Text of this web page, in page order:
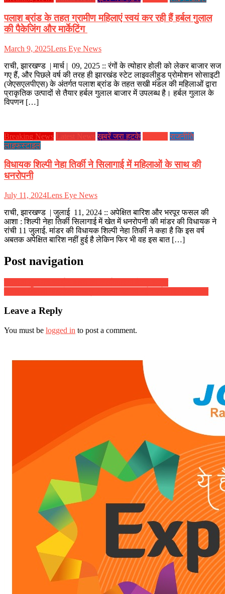
पलाश ब्रांड के तहत ग्रामीण महिलाएं स्वयं कर रही हैं हर्बल गुलाल
की पैकेजिंग और मार्केटिंग
March 9, 2025Lens Eye News
राची, झारखण्ड | मार्च | 09, 2025 :: रंगों के त्योहार होली को लेकर बाजार सज
गए हैं, और पिछले वर्ष की तरह ही झारखंड स्टेट लाइवलीहुड प्रोमोशन सोसाइटी
(जेएसएलपीएस) के अंतर्गत पलाश ब्रांड के तहत सखी मंडल की महिलाओं द्वारा
प्राकृतिक उत्पादों से तैयार हर्बल गुलाल बाजार में उपलब्ध है। हर्बल गुलाल के
विपणन […]
Breaking News Latest News ख़बरें जरा हटके
राजनीति
लाइफस्टाइल
विधायक शिल्पी नेहा तिर्की ने सिलागाई में महिलाओं के साथ की
धनरोपनी
July 11, 2024Lens Eye News
राची, झारखण्ड | जुलाई 11, 2024 :: अपेक्षित बारिश और भरपूर फसल की
आशा : शिल्पी नेहा तिर्की सिलागाई में खेत में धनरोपनी की मांडर की विधायक ने
रांची 11 जुलाई. मांडर की विधायक शिल्पी नेहा तिर्की ने कहा है कि इस वर्ष
अबतक अपेक्षित बारिश नहीं हुई है लेकिन फिर भी वह इस बात […]
Post navigation
Leave a Reply
You must be logged in to post a comment.